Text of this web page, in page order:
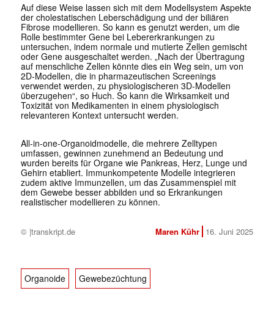
Auf diese Weise lassen sich mit dem Modellsystem Aspekte
der cholestatischen Leberschädigung und der biliären
Fibrose modellieren. So kann es genutzt werden, um die
Rolle bestimmter Gene bei Lebererkrankungen zu
untersuchen, indem normale und mutierte Zellen gemischt
oder Gene ausgeschaltet werden. „Nach der Übertragung
auf menschliche Zellen könnte dies ein Weg sein, um von
2D-Modellen, die in pharmazeutischen Screenings
verwendet werden, zu physiologischeren 3D-Modellen
überzugehen“, so Huch. So kann die Wirksamkeit und
Toxizität von Medikamenten in einem physiologisch
relevanteren Kontext untersucht werden.
All-in-one-Organoidmodelle, die mehrere Zelltypen
umfassen, gewinnen zunehmend an Bedeutung und
wurden bereits für Organe wie Pankreas, Herz, Lunge und
Gehirn etabliert. Immunkompetente Modelle integrieren
zudem aktive Immunzellen, um das Zusammenspiel mit
dem Gewebe besser abbilden und so Erkrankungen
realistischer modellieren zu können.
© |transkript.de Maren Kühr 16. Juni 2025
Organoide Gewebezüchtung